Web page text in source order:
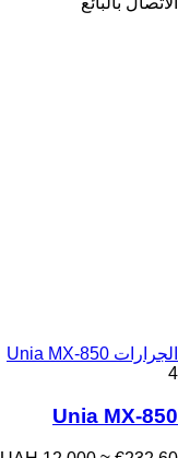
الجرارات Unia MX-850
4
Unia MX-850